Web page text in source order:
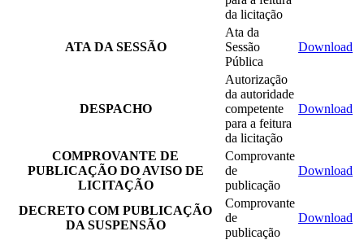
da licitação
ATA DA SESSÃO
Ata da
Sessão
Pública
Download
DESPACHO
Autorização
da autoridade
competente
para a feitura
da licitação
Download
COMPROVANTE DE
PUBLICAÇÃO DO AVISO DE
LICITAÇÃO
Comprovante
de
publicação
Download
DECRETO COM PUBLICAÇÃO
DA SUSPENSÃO
Comprovante
de
publicação
Download